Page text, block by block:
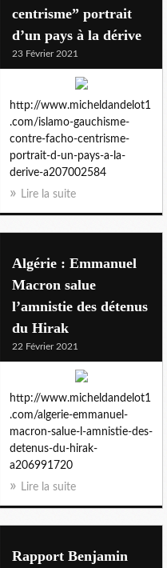
centrisme” portrait
d’un pays à la dérive
23 Février 2021
http://www.micheldandelot1
.com/islamo-gauchisme-
contre-facho-centrisme-
portrait-d-un-pays-a-la-
derive-a207002584
Lire la suite
Algérie : Emmanuel
Macron salue
l’amnistie des détenus
du Hirak
22 Février 2021
http://www.micheldandelot1
.com/algerie-emmanuel-
macron-salue-l-amnistie-des-
detenus-du-hirak-
a206991720
Lire la suite
Rapport Benjamin